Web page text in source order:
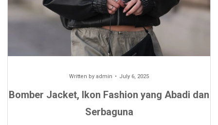
Written by admin July 6, 2025
Bomber Jacket, Ikon Fashion yang Abadi dan
Serbaguna